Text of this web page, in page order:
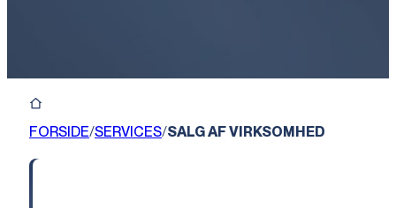
FORSIDE/SERVICES/SALG AF VIRKSOMHED